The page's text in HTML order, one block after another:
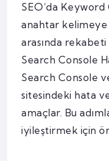
SEO’da
anahtar
arasında
Search Console
Search Console
sitesindeki hata
amaçlar. Bu
iyileştirmek için